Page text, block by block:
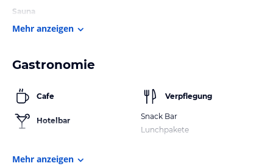
Sauna
Mehr anzeigen
Gastronomie
Cafe
Hotelbar
Verpflegung
Snack Bar
Lunchpakete
Mehr anzeigen